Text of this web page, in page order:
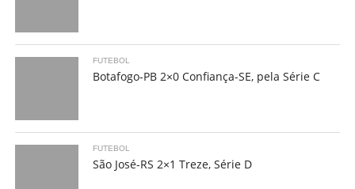
FUTEBOL
Botafogo-PB 2×0 Confiança-SE, pela Série C
FUTEBOL
São José-RS 2×1 Treze, Série D